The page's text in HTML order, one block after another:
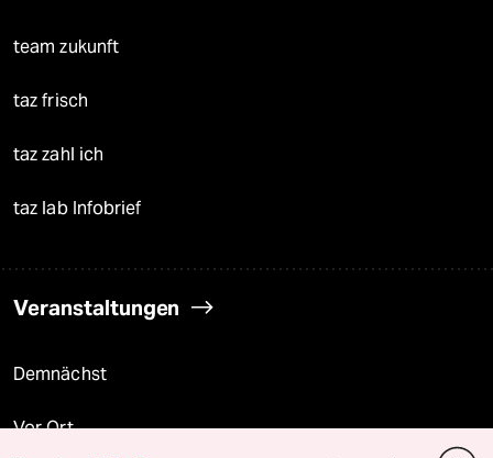
team zukunft
taz frisch
taz zahl ich
taz lab Infobrief
Veranstaltungen
Demnächst
Vor Ort